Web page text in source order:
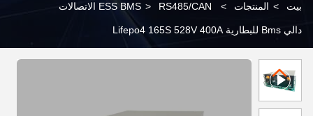
بيت > المنتجات >
ESS BMS > RS485/CAN الاتصالات
دالي Bms للبطارية Lifepo4 165S 528V 400A